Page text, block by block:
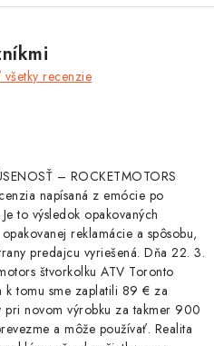
recenzie
– ROCKETMOTORS
napísaná z emócie po
to výsledok opakovaných
reklamácie a spôsobu,
predajcu vyriešená. Dňa 22. 3.
štvorkolku ATV Toronto
tomu sme zaplatili 89 € za
pri novom výrobku za takmer 900
a môže používať. Realita